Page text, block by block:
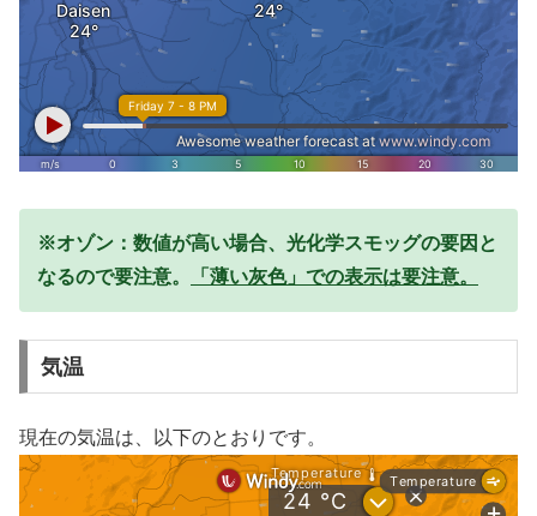
※オゾン：数値が高い場合、光化学スモッグの要因と
なるので要注意。
「薄い灰色」での表示は要注意。
気温
現在の気温は、以下のとおりです。